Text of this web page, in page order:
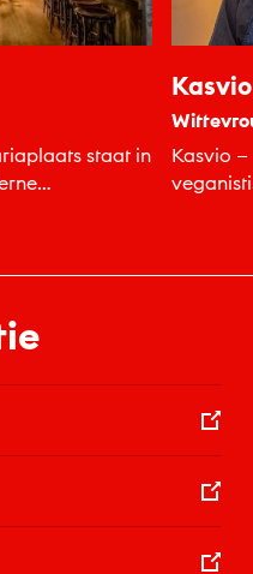
staat in
Kasvio
Kasvio